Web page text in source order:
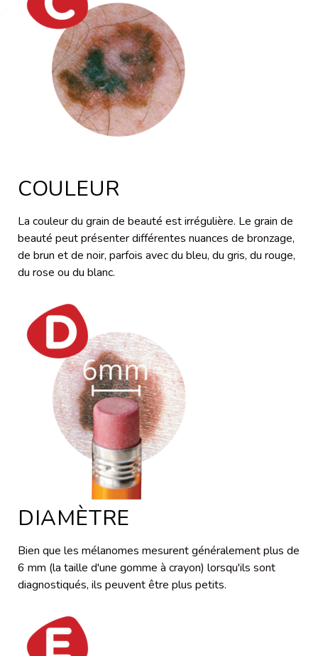
COULEUR
La couleur du grain de beauté est irrégulière. Le grain de
beauté peut présenter différentes nuances de bronzage,
de brun et de noir, parfois avec du bleu, du gris, du rouge,
du rose ou du blanc.
DIAMÈTRE
Bien que les mélanomes mesurent généralement plus de
6 mm (la taille d'une gomme à crayon) lorsqu'ils sont
diagnostiqués, ils peuvent être plus petits.